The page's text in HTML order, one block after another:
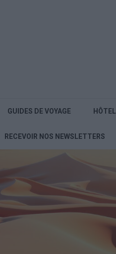
GUIDES DE VOYAGE HÔTEL
RECEVOIR NOS NEWSLETTERS